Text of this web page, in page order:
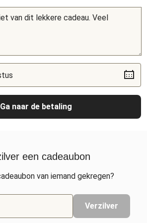
Ga naar de betaling
een cadeaubon
van iemand gekregen?
Verzilver